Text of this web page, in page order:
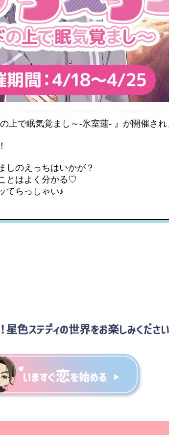
上で眠気覚まし～-氷室蓮- 』が開催され
しのえっちはいかが？
とはよく分かる♡
てらっしゃい♪